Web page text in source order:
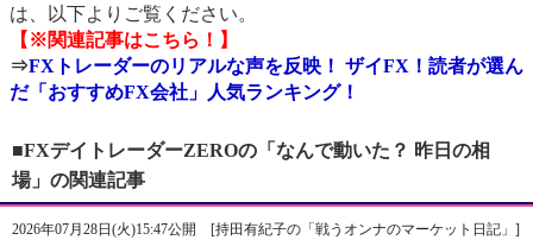
は、以下よりご覧ください。
【※関連記事はこちら！】
⇒FXトレーダーのリアルな声を反映！ ザイFX！読者が選ん
だ「おすすめFX会社」人気ランキング！
■FXデイトレーダーZEROの「なんで動いた？ 昨日の相
場」の関連記事
2026年07月28日(火)15:47公開 [持田有紀子の「戦うオンナのマーケット日記」]